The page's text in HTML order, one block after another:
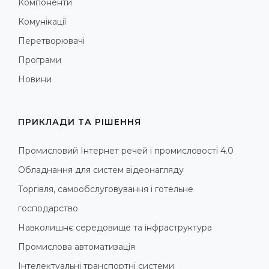
Компоненти
Комунікації
Перетворювачі
Програми
Новини
ПРИКЛАДИ ТА РІШЕННЯ
Промисловий Інтернет речей і промисловості 4.0
Обладнання для систем відеонагляду
Торгівля, самообслуговування і готельне
господарство
Навколишнє середовище та інфраструктура
Промислова автоматизація
Інтелектуальні транспортні системи